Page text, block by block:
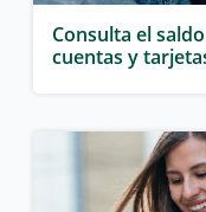
Consulta el
cuentas y